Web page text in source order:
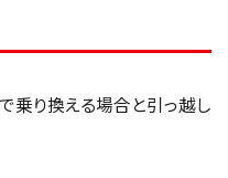
乗り換える場合と引っ越し